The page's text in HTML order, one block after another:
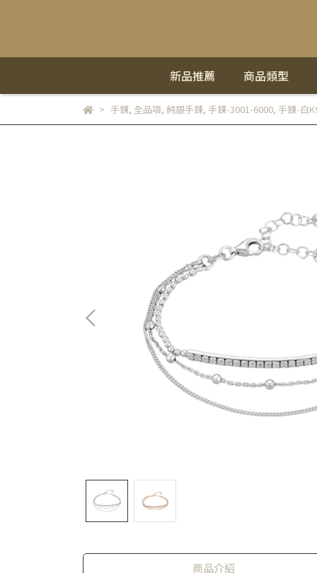
新品推薦 商品類型
手鍊, 全品項, 純銀手鍊, 手鍊-3001-6000, 手鍊-白K
商品介紹